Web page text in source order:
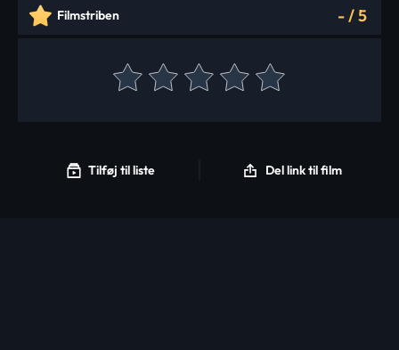
Filmstriben -/5
Tilføj til liste Del link til film